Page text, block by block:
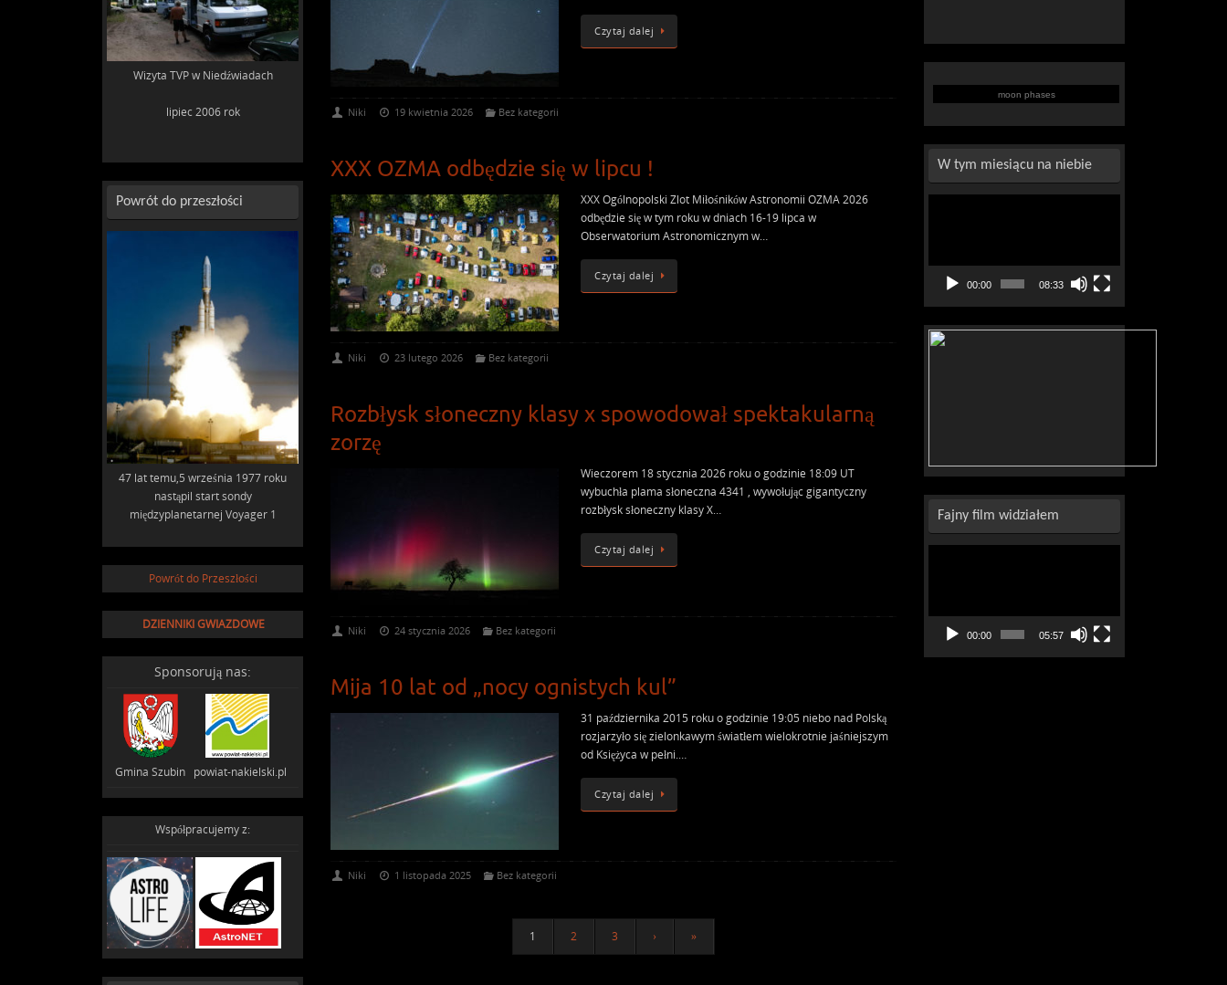
Czytaj dalej
Niki 19 kwietnia 2026 Bez kategorii
XXX OZMA odbędzie się w lipcu !
XXX Ogólnopolski Zlot Miłośników Astronomii OZMA 2026
odbędzie się w tym roku w dniach 16-19 lipca w
Obserwatorium Astronomicznym w…
Czytaj dalej
Niki 23 lutego 2026 Bez kategorii
Rozbłysk słoneczny klasy x spowodował spektakularną
zorzę
Wieczorem 18 stycznia 2026 roku o godzinie 18:09 UT
wybuchła plama słoneczna 4341 , wywołując gigantyczny
rozbłysk słoneczny klasy X…
Czytaj dalej
Niki 24 stycznia 2026 Bez kategorii
Mija 10 lat od „nocy ognistych kul”
31 października 2015 roku o godzinie 19:05 niebo nad Polską
rozjarzyło się zielonkawym światłem wielokrotnie jaśniejszym
od Księżyca w pełni.…
Czytaj dalej
Niki 1 listopada 2025 Bez kategorii
1 2 3 › »
Wizyta TVP w Niedźwiadach
lipiec 2006 rok
Powrót do przeszłości
47 lat temu,5 września 1977 roku
nastąpil start sondy
międzyplanetarnej Voyager 1
Powrót do Przeszłości
DZIENNIKI GWIAZDOWE
Sponsorują nas:
Gmina Szubin powiat-nakielski.pl
Współpracujemy z:
moon phases
W tym miesiącu na niebie
00:00 08:33
Fajny film widziałem
00:00 05:57